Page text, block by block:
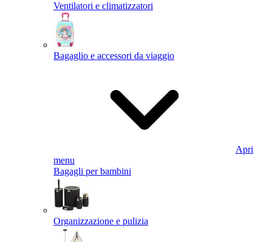
Ventilatori e climatizzatori
Bagaglio e accessori da viaggio
Apri
menu
Bagagli per bambini
Organizzazione e pulizia